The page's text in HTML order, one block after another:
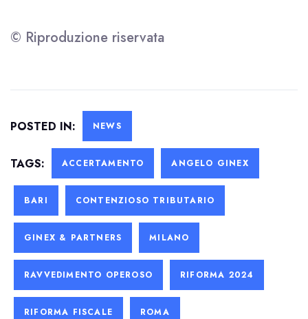
© Riproduzione riservata
POSTED IN: NEWS
TAGS: ACCERTAMENTO ANGELO GINEX
BARI CONTENZIOSO TRIBUTARIO
GINEX & PARTNERS MILANO
RAVVEDIMENTO OPEROSO RIFORMA 2024
RIFORMA FISCALE ROMA